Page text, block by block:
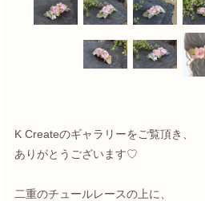
K Createのギャラリーをご覧頂き、
ありがとうございます♡
二重のチュールレースの上に、